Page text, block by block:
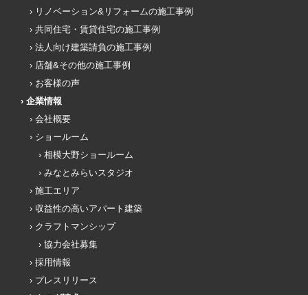
リノベーション&リフォームの施工事例
共同住宅・賃貸住宅の施工事例
法人向け建築請負の施工事例
店舗&その他の施工事例
お客様の声
企業情報
会社概要
ショールーム
相模大野ショールーム
みなとみらいスタジオ
施工エリア
収益性の高いアパート建築
クラフトマンシップ
協力会社募集
採用情報
プレスリリース